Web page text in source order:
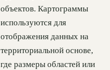
объектов. Картограммы
используются для
отображения данных на
территориальной основе,
где размеры областей или